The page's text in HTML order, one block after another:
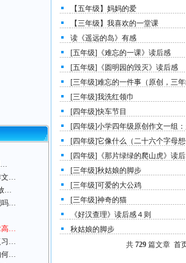
…
文…
…
吗…
高…
习…
何…
【五年级】妈妈的爱
【三年级】我喜欢的一堂课
读《遥远的岛》有感
[五年级]《难忘的一课》读后感
[五年级]《圆明园的毁灭》读后感
[三年级]难忘的一件事（原创，三
[三年级]我洗红领巾
[四年级]快车节目
[四年级]小学四年级原创作文一组
[四年级]它像什么（二十六个字母
[四年级]《那片绿绿的爬山虎》读
[三年级]秋姑娘的脚步
[三年级]可爱的大公鸡
[三年级]神奇的猫
《好汉查理》读后感４则
秋姑娘的脚步
共 729 篇文章 首